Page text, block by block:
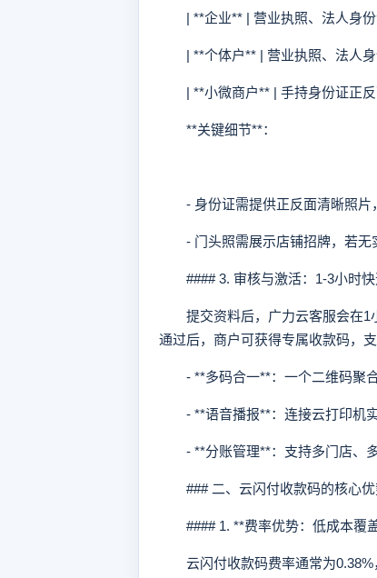
| **企业** | 营业执照、法人身份
| **个体户** | 营业执照、法人身
| **小微商户** | 手持身份证正反
**关键细节**：
- 身份证需提供正反面清晰照片
- 门头照需展示店铺招牌，若无
#### 3. 审核与激活：1-3小时快
提交资料后，广力云客服会在1
通过后，商户可获得专属收款码，支
- **多码合一**：一个二维码聚合
- **语音播报**：连接云打印机实
- **分账管理**：支持多门店、多
### 二、云闪付收款码的核心优
#### 1. **费率优势：低成本覆
云闪付收款码费率通常为0.38%